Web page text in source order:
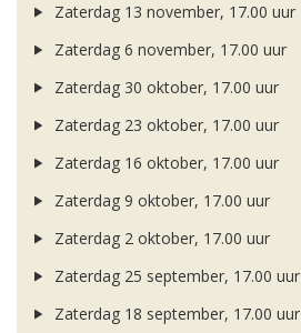
Zaterdag 13 november, 17.00 uur
Zaterdag 6 november, 17.00 uur
Zaterdag 30 oktober, 17.00 uur
Zaterdag 23 oktober, 17.00 uur
Zaterdag 16 oktober, 17.00 uur
Zaterdag 9 oktober, 17.00 uur
Zaterdag 2 oktober, 17.00 uur
Zaterdag 25 september, 17.00 uur
Zaterdag 18 september, 17.00 uur